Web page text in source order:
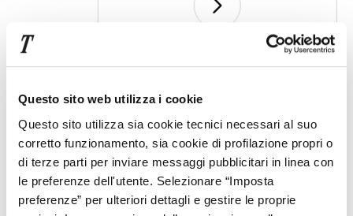
Questo sito web utilizza i cookie
Questo sito utilizza sia cookie tecnici necessari al suo
corretto funzionamento, sia cookie di profilazione propri o
di terze parti per inviare messaggi pubblicitari in linea con
le preferenze dell'utente. Selezionare “Imposta
preferenze” per ulteriori dettagli e gestire le proprie
Prezzo Rata
di 2
Item
1 2